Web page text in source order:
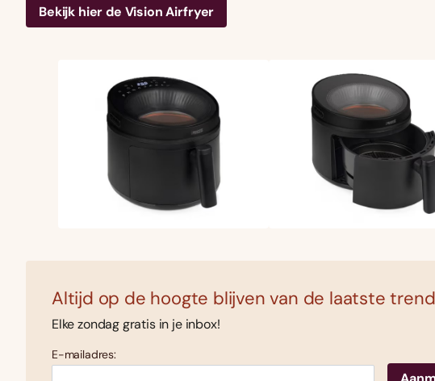
Bekijk hier de Vision Airfryer
Altijd op de hoogte blijven van de laatste
Elke zondag gratis in je inbox!
E-mailadres: